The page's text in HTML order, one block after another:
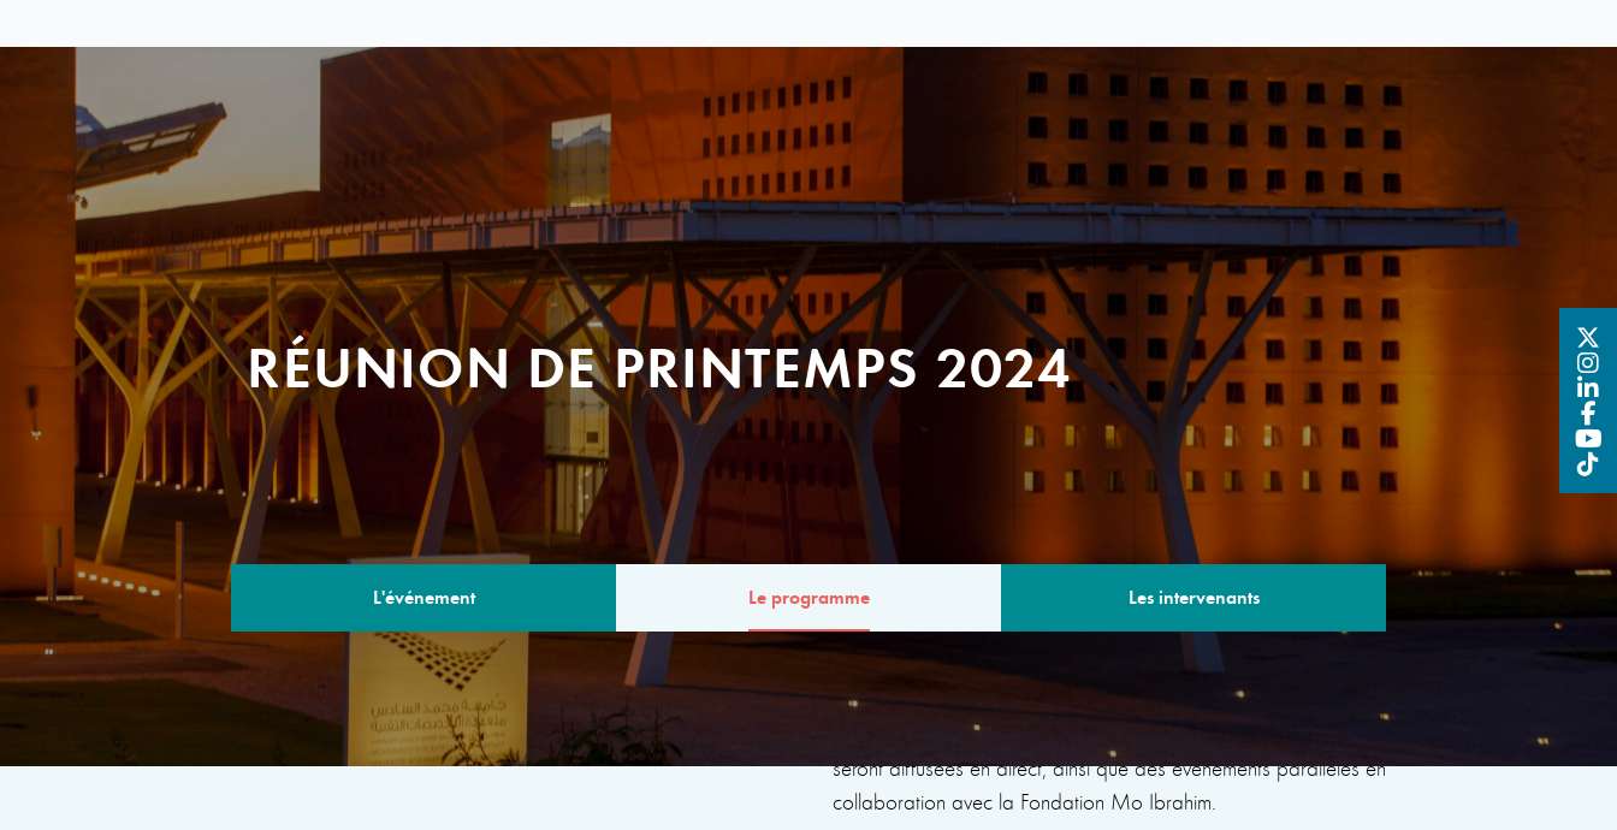
RÉUNION DE PRINTEMPS 2024
L'événement Le programme Les intervenants
LE PROGRAMME
Le programme comprendra des sessions avec des experts renommés qui
seront diffusées en direct, ainsi que des événements parallèles en
collaboration avec la Fondation Mo Ibrahim.